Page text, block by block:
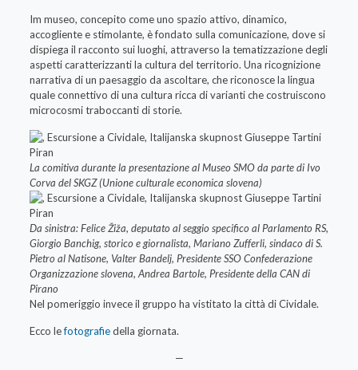
Im museo, concepito come uno spazio attivo, dinamico,
accogliente e stimolante, è fondato sulla comunicazione, dove si
dispiega il racconto sui luoghi, attraverso la tematizzazione degli
aspetti caratterizzanti la cultura del territorio. Una ricognizione
narrativa di un paesaggio da ascoltare, che riconosce la lingua
quale connettivo di una cultura ricca di varianti che costruiscono
microcosmi traboccanti di storie.
La comitiva durante la presentazione al Museo SMO da parte di Ivo
Corva del SKGZ (Unione culturale economica slovena)
Da sinistra: Felice Žiža, deputato al seggio specifico al Parlamento RS,
Giorgio Banchig, storico e giornalista, Mariano Zufferli, sindaco di S.
Pietro al Natisone, Valter Bandelj, Presidente SSO Confederazione
Organizzazione slovena, Andrea Bartole, Presidente della CAN di
Pirano
Nel pomeriggio invece il gruppo ha vistitato la città di Cividale.
Ecco lefotografiedella giornata.
—